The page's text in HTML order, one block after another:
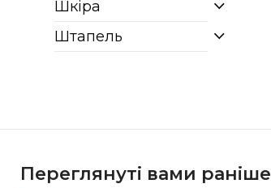
Шкіра
Штапель
Переглянуті вами раніше